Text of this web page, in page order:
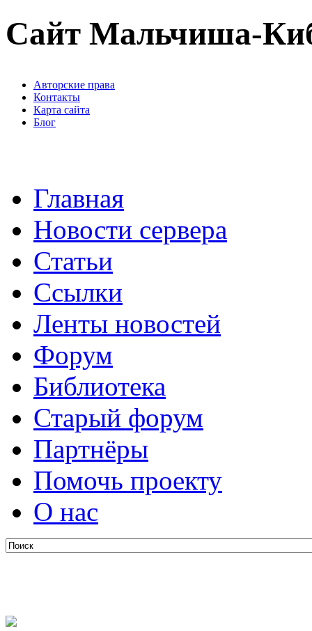
Сайт Мальчиша-
Авторские права
Контакты
Карта сайта
Блог
Главная
Новости сервера
Статьи
Ссылки
Ленты новостей
Форум
Библиотека
Старый форум
Партнёры
Помочь проекту
О нас